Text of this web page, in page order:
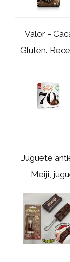
Valor -
Gluten.
Juguete
Meiji,